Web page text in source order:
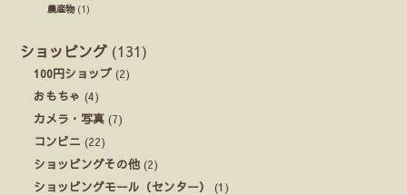
農産物(1)
ショッピング (131)
100円ショップ (2)
おもちゃ (4)
カメラ・写真 (7)
コンビニ (22)
ショッピングその他 (2)
ショッピングモール（センター）
(1)